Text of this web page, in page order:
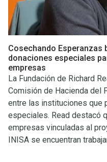
Cosechando Esperanzas
donaciones especiales
empresas
La Fundación de Richard
Comisión de Hacienda del
entre las instituciones que
especiales. Read destacó
empresas vinculadas al
INISA se encuentran